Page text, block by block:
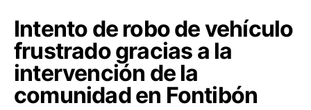
Intento de robo de vehículo
frustrado gracias a la
intervención de la
comunidad en Fontibón